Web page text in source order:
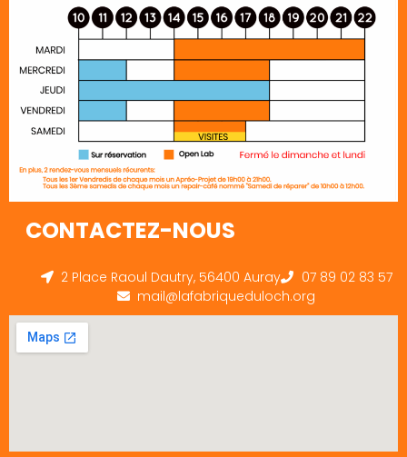
CONTACTEZ-NOUS
2 Place Raoul Dautry, 56400 Auray
07 89 02 83 57
mail@lafabriqueduloch.org